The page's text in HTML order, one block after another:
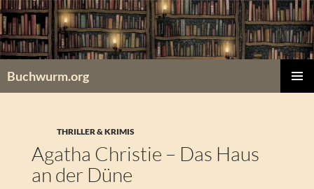
Zum
Inhalt
springen
Buchwurm.org
THRILLER & KRIMIS
Agatha Christie – Das Haus
an der Düne